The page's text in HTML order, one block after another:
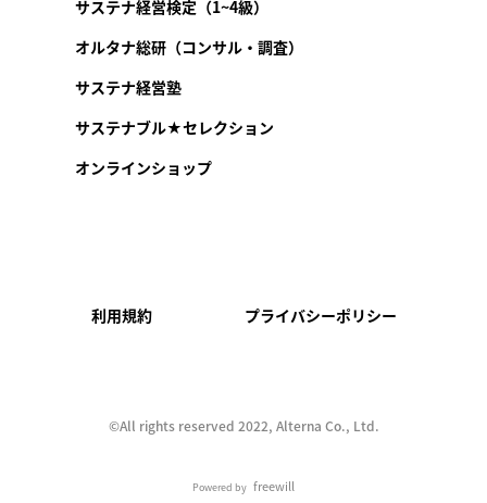
サステナ経営検定（1~4級）
オルタナ総研（コンサル・調査）
サステナ経営塾
サステナブル★セレクション
オンラインショップ
利用規約 プライバシーポリシー
©︎All rights reserved 2022, Alterna Co., Ltd.
Powered by freewill